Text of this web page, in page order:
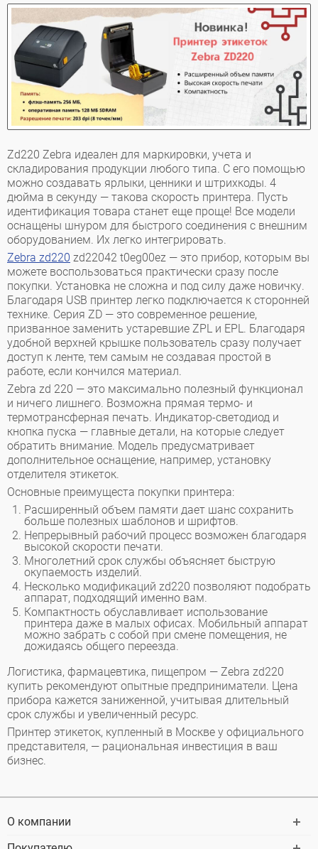
Zd220 Zebra идеален для маркировки, учета и
складирования продукции любого типа. С его помощью
можно создавать ярлыки, ценники и штрихкоды. 4
дюйма в секунду — такова скорость принтера. Пусть
идентификация товара станет еще проще! Все модели
оснащены шнуром для быстрого соединения с внешним
оборудованием. Их легко интегрировать.
Zebra zd220 zd22042 t0eg00ez — это прибор, которым вы
можете воспользоваться практически сразу после
покупки. Установка не сложна и под силу даже новичку.
Благодаря USB принтер легко подключается к сторонней
технике. Серия ZD — это современное решение,
призванное заменить устаревшие ZPL и EPL. Благодаря
удобной верхней крышке пользователь сразу получает
доступ к ленте, тем самым не создавая простой в
работе, если кончился материал.
Zebra zd 220 — это максимально полезный функционал
и ничего лишнего. Возможна прямая термо- и
термотрансферная печать. Индикатор-светодиод и
кнопка пуска — главные детали, на которые следует
обратить внимание. Модель предусматривает
дополнительное оснащение, например, установку
отделителя этикеток.
Основные преимущеста покупки принтера:
Расширенный объем памяти дает шанс сохранить
больше полезных шаблонов и шрифтов.
Непрерывный рабочий процесс возможен благодаря
высокой скорости печати.
Многолетний срок службы объясняет быструю
окупаемость изделий.
Несколько модификаций zd220 позволяют подобрать
аппарат, подходящий именно вам.
Компактность обуславливает использование
принтера даже в малых офисах. Мобильный аппарат
можно забрать с собой при смене помещения, не
дожидаясь общего переезда.
Логистика, фармацевтика, пищепром — Zebra zd220
купить рекомендуют опытные предприниматели. Цена
прибора кажется заниженной, учитывая длительный
срок службы и увеличенный ресурс.
Принтер этикеток, купленный в Москве у официального
представителя, — рациональная инвестиция в ваш
бизнес.
О компании